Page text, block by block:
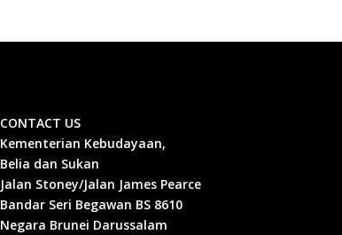
CONTACT US
Kementerian Kebudayaan,
Belia dan Sukan
Jalan Stoney/Jalan James Pearce
Bandar Seri Begawan BS 8610
Negara Brunei Darussalam